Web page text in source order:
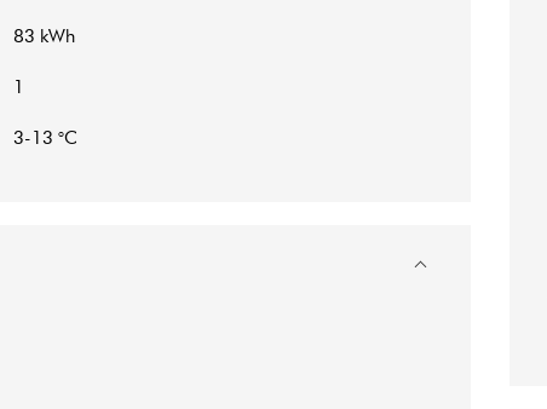
83 kWh
1
3-13 °C